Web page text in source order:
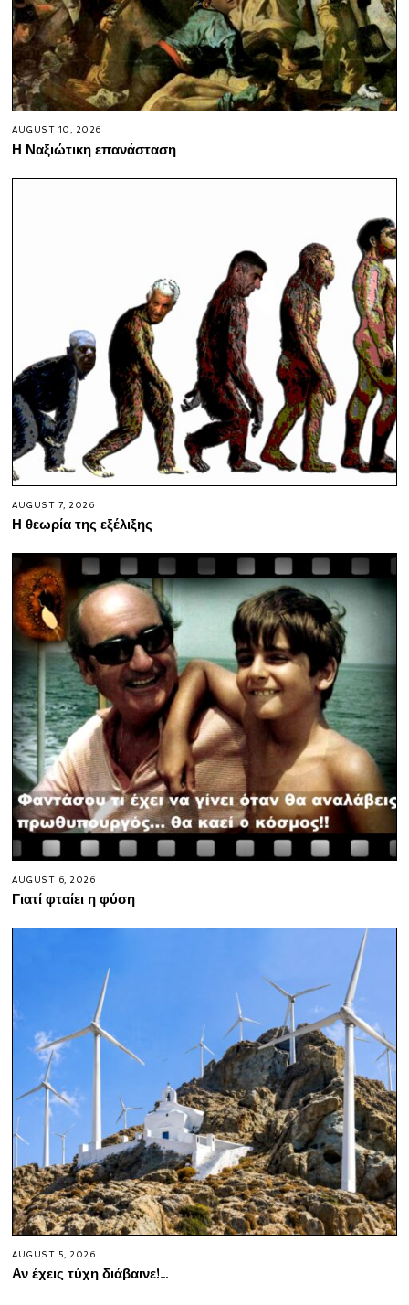
AUGUST 10, 2026
Η Ναξιώτικη επανάσταση
AUGUST 7, 2026
Η θεωρία της εξέλιξης
AUGUST 6, 2026
Γιατί φταίει η φύση
AUGUST 5, 2026
Αν έχεις τύχη διάβαινε!…